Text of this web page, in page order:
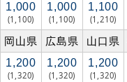
1,000
(1,100)
1,000
(1,100)
1,100
(1,210)
岡山県 広島県 山口県
1,200
(1,320)
1,200
(1,320)
1,200
(1,320)